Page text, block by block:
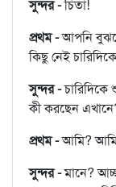
সুন্দর -চিতা!
প্রথম -আপনি
কিছু নেই
সুন্দর -
কী করছেন
প্রথম -আমি? আমি
সুন্দর -মানে?